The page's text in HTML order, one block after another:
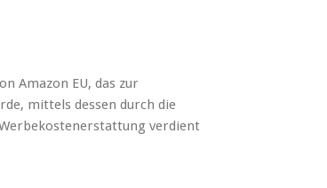
Amazon EU, das zur
mittels dessen durch die
verdient